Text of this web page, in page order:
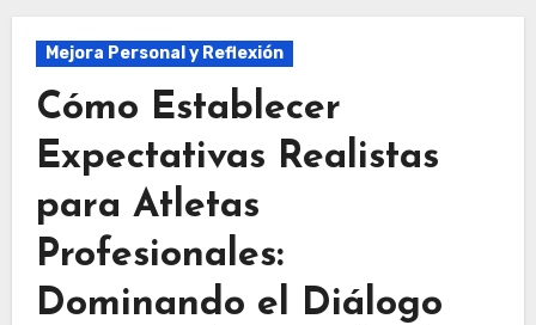
Mejora Personal y Reflexión
Cómo Establecer
Expectativas Realistas
para Atletas
Profesionales:
Dominando el Diálogo